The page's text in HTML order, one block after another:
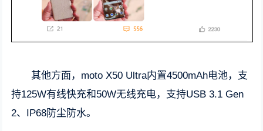
其他方面，moto X50 Ultra内置4500mAh电池，支
持125W有线快充和50W无线充电，支持USB 3.1 Gen
2、IP68防尘防水。